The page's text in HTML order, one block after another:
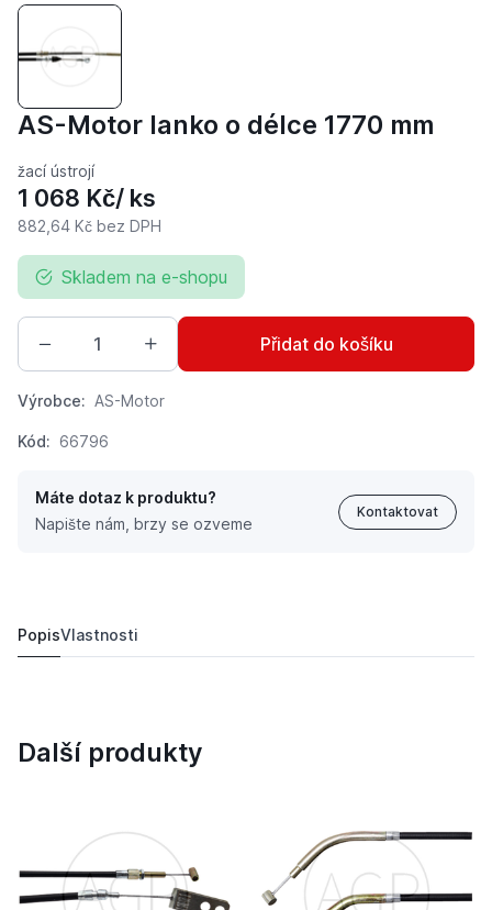
AS-Motor lanko o délce 1770 mm
žací ústrojí
1 068 Kč/ ks
882,64 Kč bez DPH
Skladem na e-shopu
Přidat do košíku
Výrobce: AS-Motor
Kód: 66796
Máte dotaz k produktu?
Napište nám, brzy se ozveme
Kontaktovat
PopisVlastnosti
Další produkty